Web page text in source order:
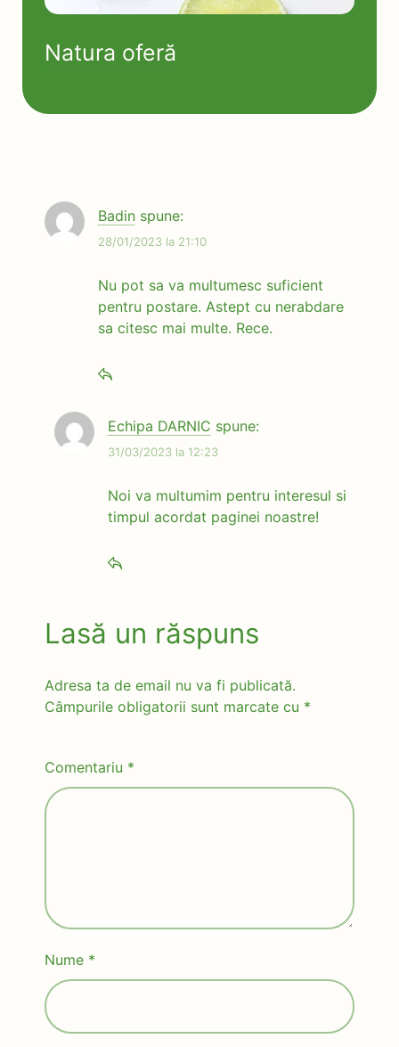
Natura oferă
Badin spune:
28/01/2023 la 21:10
Nu pot sa va multumesc suficient
pentru postare. Astept cu nerabdare
sa citesc mai multe. Rece.
Echipa DARNIC spune:
31/03/2023 la 12:23
Noi va multumim pentru interesul si
timpul acordat paginei noastre!
Lasă un răspuns
Adresa ta de email nu va fi publicată.
Câmpurile obligatorii sunt marcate cu *
Comentariu *
Nume *